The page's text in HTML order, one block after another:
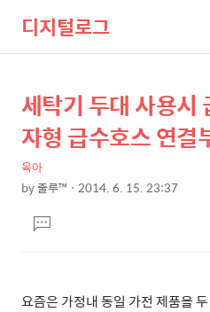
디지털로그
상
세
텐
본
문
제
목
세탁기 두대 사용시
자형 급수호스 연결
육아
by줄루™ 2014. 6. 15. 23:37
문댓
글
요즘은 가정내 동일 가전 제품을